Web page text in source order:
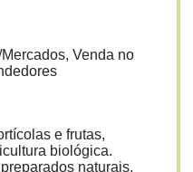
Venda no
e frutas,
biológica.
naturais,